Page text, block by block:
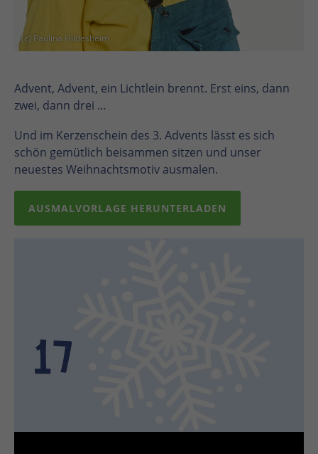
(c) Paulina Hildesheim
Advent, Advent, ein Lichtlein brennt. Erst eins, dann
zwei, dann drei …
Und im Kerzenschein des 3. Advents lässt es sich
schön gemütlich beisammen sitzen und unser
neuestes Weihnachtsmotiv ausmalen.
AUSMALVORLAGE HERUNTERLADEN